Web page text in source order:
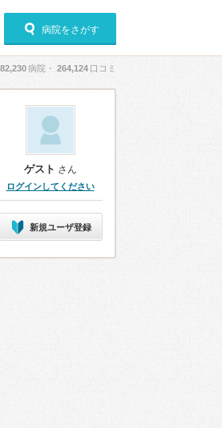
病院をさがす
病院・ 264,124 口コミ
ゲスト さん
ログインしてください
新規ユーザ登録